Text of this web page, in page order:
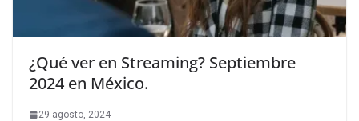
¿Qué ver en Streaming? Septiembre
2024 en México.
29 agosto, 2024